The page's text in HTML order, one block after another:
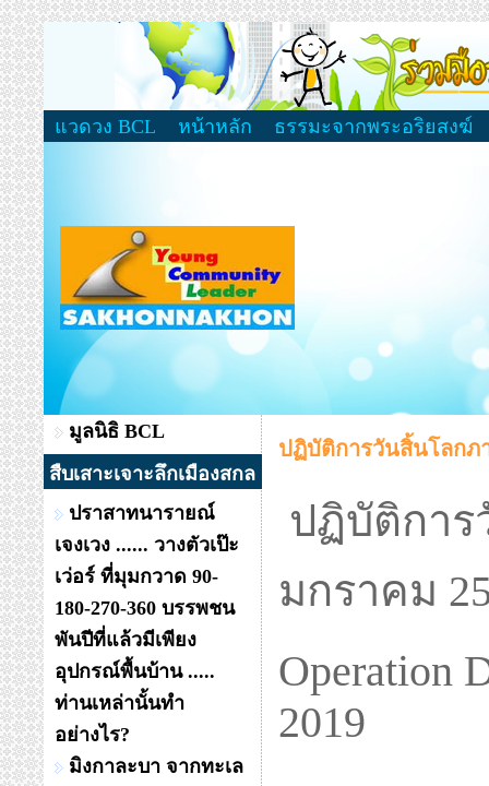
แวดวง BCL หน้าหลัก ธรรมะจากพระอริยสงฆ์
มูลนิธิ BCL
สืบเสาะเจาะลึกเมืองสกล
ปราสาทนารายณ์
เจงเวง ...... วางตัวเป๊ะ
เว่อร์ ที่มุมกวาด 90-
180-270-360 บรรพชน
พันปีที่แล้วมีเพียง
อุปกรณ์พื้นบ้าน .....
ท่านเหล่านั้นทำ
อย่างไร?
มิงกาละบา จากทะเล
ปฏิบัติการวันสิ้นโลกภ
ปฏิบัติการ
มกราคม
Operation
2019